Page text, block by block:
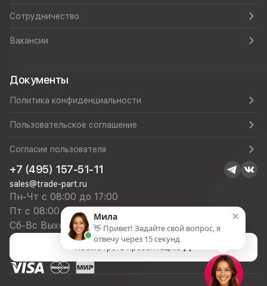
Сотрудничество
Вакансии
Документы
Политика конфиденциальности
Пользовательское соглашение
Согласие пользователя
+7 (495) 157-51-11
sales@trade-part.ru
Пн-Чт с 08:00 до 17:00
Пт с 08:00 до 16:00
Сб-Вс Выходной
×
Мила
👋 Привет! Задайте свой вопрос, я
отвечу через 15 секунд